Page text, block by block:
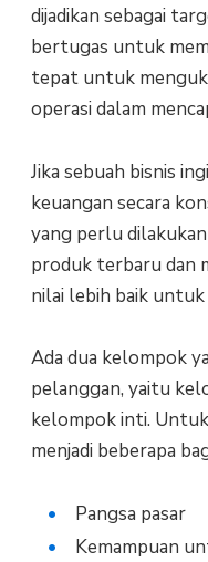
dijadikan sebagai
bertugas untuk
tepat untuk
operasi dalam
Jika sebuah bisnis
keuangan secara
yang perlu
produk terbaru dan
nilai lebih baik
Ada dua kelompok
pelanggan, yaitu
kelompok inti.
menjadi beberapa
Pangsa pasar
Kemampuan